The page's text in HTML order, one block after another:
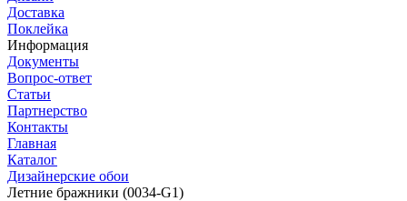
Доставка
Поклейка
Информация
Документы
Вопрос-ответ
Статьи
Партнерство
Контакты
Главная
Каталог
Дизайнерские обои
Летние бражники (0034-G1)